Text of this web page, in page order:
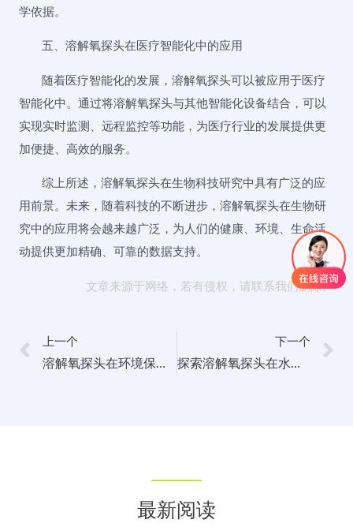
学依据。
五、溶解氧探头在医疗智能化中的应用
随着医疗智能化的发展，溶解氧探头可以被应用于医疗
智能化中。通过将溶解氧探头与其他智能化设备结合，可以
实现实时监测、远程监控等功能，为医疗行业的发展提供更
加便捷、高效的服务。
综上所述，溶解氧探头在生物科技研究中具有广泛的应
用前景。未来，随着科技的不断进步，溶解氧探头在生物研
究中的应用将会越来越广泛，为人们的健康、环境、生命活
动提供更加精确、可靠的数据支持。
文章来源于网络，若有侵权，请联系我们删除。
上一个
溶解氧探头在环境保护与可持续发展中的应用
下一个
探索溶解氧探头在水产养殖系统中的控制策略
最新阅读